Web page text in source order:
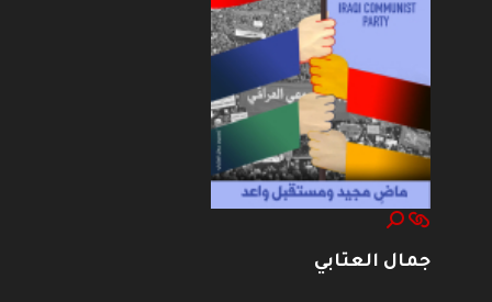
جمال العتابي